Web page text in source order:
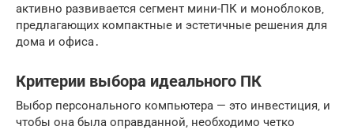
активно развивается сегмент мини-ПК и моноблоков‚
предлагающих компактные и эстетичные решения для
дома и офиса․
Критерии выбора идеального ПК
Выбор персонального компьютера — это инвестиция‚ и
чтобы она была оправданной‚ необходимо четко